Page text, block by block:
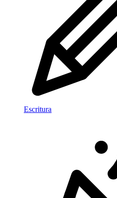
Escritura